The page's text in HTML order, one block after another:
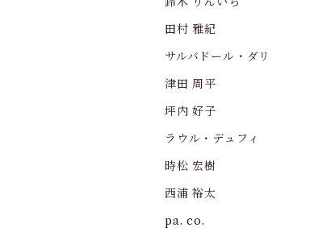
田村 雅紀
サルバドール・ダリ
津田 周平
坪内 好子
ラウル・デュフィ
時松 宏樹
西浦 裕太
pa. co.